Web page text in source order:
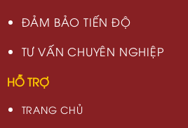
ĐẢM BẢO TIẾN ĐỘ
TƯ VẤN CHUYÊN NGHIỆP
HỖ TRỢ
TRANG CHỦ